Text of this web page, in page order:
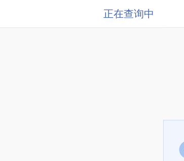
正在查询中